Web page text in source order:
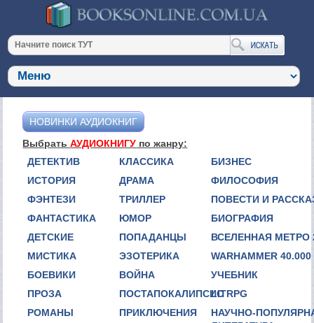
НОВИНКИ АУДИОКНИГ
ВыбратьАУДИОКНИГУ по жанру:
ДЕТЕКТИВ
ИСТОРИЯ
ФЭНТЕЗИ
ФАНТАСТИКА
ДЕТСКИЕ
МИСТИКА
БОЕВИКИ
ПРОЗА
РОМАНЫ
КЛАССИКА
ДРАМА
ТРИЛЛЕР
ЮМОР
ПОПАДАНЦЫ
ЭЗОТЕРИКА
ВОЙНА
ПОСТАПОКАЛИПСИС
ПРИКЛЮЧЕНИЯ
БИЗНЕС
ФИЛОСОФИЯ
ПОВЕСТИ И
БИОГРАФИЯ
ВСЕЛЕННАЯ МЕТРО
WARHAMMER 40.000
УЧЕБНИК
LITRPG
НАУЧНО-